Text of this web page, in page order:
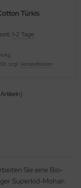
Türkis
1-2 Tage
kg
zzgl. Versandkosten
Artikeln)
Sie eine Bio-
Superkid-Mohair.